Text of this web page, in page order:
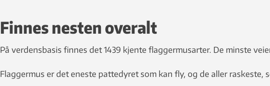
Finnes nesten overalt
På verdensbasis finnes det 1439 kjente flaggermusarter. De minste
Flaggermus er det eneste pattedyret som kan fly, og de aller